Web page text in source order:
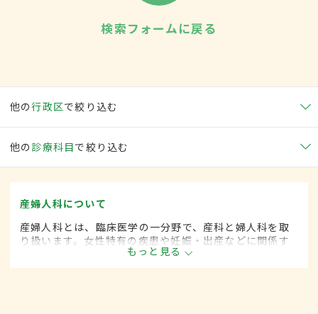
検索フォームに戻る
他の行政区で絞り込む
他の 診療科目で絞り込む
産婦人科について
産婦人科とは、臨床医学の一分野で、産科と婦人科を取
り扱います。女性特有の疾患や妊娠・出産などに関係す
る病気に対して、予防・診断・治療します。
もっと見る